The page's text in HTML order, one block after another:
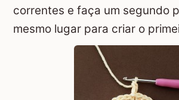
correntes e faça um segundo
mesmo lugar para criar o